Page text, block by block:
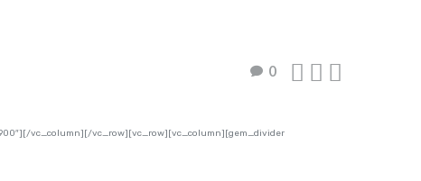
0   
vc_column][/vc_row][vc_row][vc_column][gem_divider